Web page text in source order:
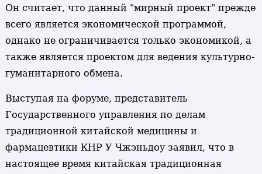
Он считает, что данный "мирный проект" прежде
всего является экономической программой,
однако не ограничивается только экономикой, а
также является проектом для ведения культурно-
гуманитарного обмена.
Выступая на форуме, представитель
Государственного управления по делам
традиционной китайской медицины и
фармацевтики КНР У Чжэньдоу заявил, что в
настоящее время китайская традиционная